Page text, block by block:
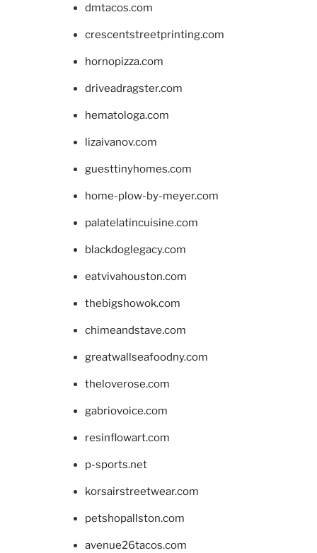
dmtacos.com
crescentstreetprinting.com
hornopizza.com
driveadragster.com
hematologa.com
lizaivanov.com
guesttinyhomes.com
home-plow-by-meyer.com
palatelatincuisine.com
blackdoglegacy.com
eatvivahouston.com
thebigshowok.com
chimeandstave.com
greatwallseafoodny.com
theloverose.com
gabriovoice.com
resinflowart.com
p-sports.net
korsairstreetwear.com
petshopallston.com
avenue26tacos.com